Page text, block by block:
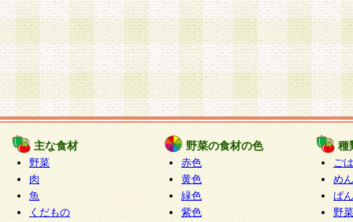
主な食材
野菜
肉
魚
くだもの
野菜の食材の色
赤色
黄色
緑色
紫色
種
ご
めん
ぱん
野